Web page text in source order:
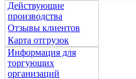
Действующие
производства
Отзывы клиентов
Карта отгрузок
Информация для
торгующих
организаций